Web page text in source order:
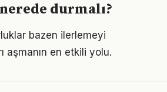
durmalı?
bazen ilerlemeyi
aşmanın en etkili yolu.